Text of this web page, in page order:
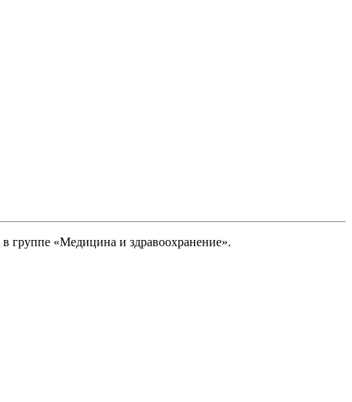
группе «Медицина и здравоохранение».